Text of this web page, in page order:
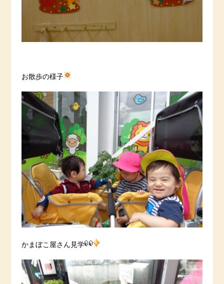
お散歩の様子
かまぼこ屋さん見学